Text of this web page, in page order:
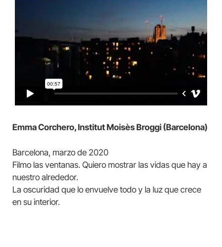
Emma Corchero, Institut Moisès Broggi (Barcelona)
Barcelona, marzo de 2020
Filmo las ventanas. Quiero mostrar las vidas que hay a
nuestro alrededor.
La oscuridad que lo envuelve todo y la luz que crece
en su interior.